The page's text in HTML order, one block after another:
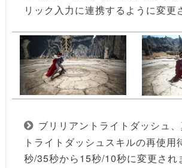
リック入力に連携するように変更
ブリリアントライトダッシュ
トライトダッシュスキルの再使用
秒/35秒から15秒/10秒に変更され